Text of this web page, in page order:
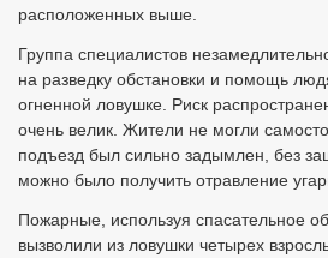
расположенных выше.
Группа специалистов
на разведку обстановки и помощь
огненной ловушке. Риск
очень велик. Жители не могли
подъезд был сильно задымлен, без
можно было получить отравление
Пожарные, используя спасательное
вызволили из ловушки четырех